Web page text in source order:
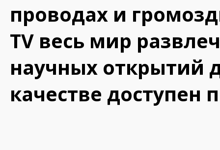
проводах и
TV весь мир
научных открытий
качестве